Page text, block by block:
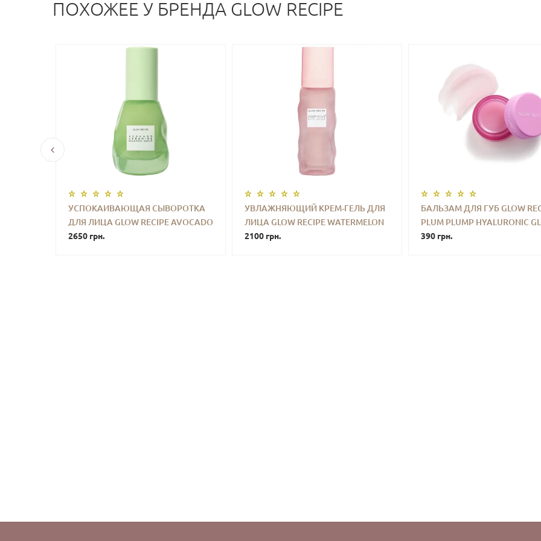
ПОХОЖЕЕ У БРЕНДА GLOW RECIPE
УСПОКАИВАЮЩАЯ СЫВОРОТКА
ДЛЯ ЛИЦА GLOW RECIPE AVOCADO
CERAMIDE RECOVERY SERUM 30 ML
2650 грн.
УВЛАЖНЯЮЩИЙ КРЕМ-ГЕЛЬ ДЛЯ
ЛИЦА GLOW RECIPE WATERMELON
PINK JUICE OIL-FREE REFILLABLE
2100 грн.
БАЛЬЗАМ ДЛЯ ГУБ GLOW
PLUM PLUMP HYALURONIC
BALM 2.5 G MINI
390 грн.